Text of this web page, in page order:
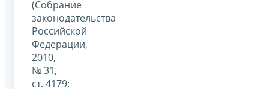
(Собрание
законодательства
Российской
Федерации,
2010,
№ 31,
ст. 4179;